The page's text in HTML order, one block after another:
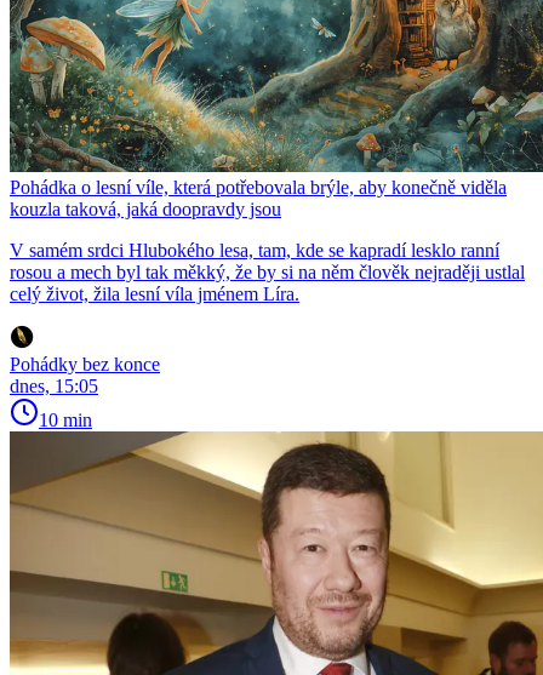
Pohádka o lesní víle, která potřebovala brýle, aby konečně viděla
kouzla taková, jaká doopravdy jsou
V samém srdci Hlubokého lesa, tam, kde se kapradí lesklo ranní
rosou a mech byl tak měkký, že by si na něm člověk nejraději ustlal
celý život, žila lesní víla jménem Líra.
Pohádky bez konce
dnes, 15:05
10 min